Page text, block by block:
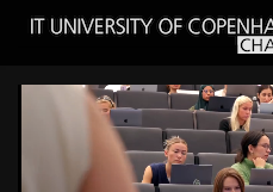
IT
COPENHAGEN